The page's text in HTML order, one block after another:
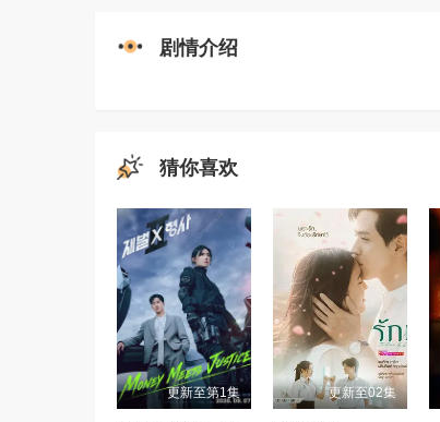
剧情介绍
猜你喜欢
更新至第1集 更新至02集